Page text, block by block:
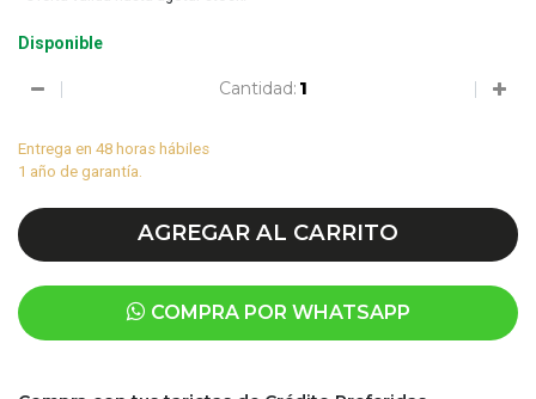
Disponible
Cantidad:
Entrega en 48 horas hábiles
1 año de garantía.
AGREGAR AL CARRITO
COMPRA POR WHATSAPP